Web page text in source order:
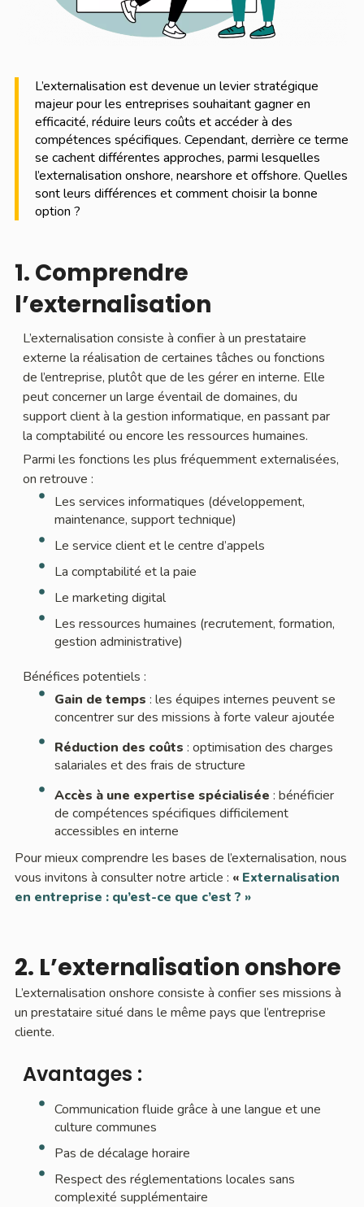
L’externalisation est devenue un levier stratégique
majeur pour les entreprises souhaitant gagner en
efficacité, réduire leurs coûts et accéder à des
compétences spécifiques. Cependant, derrière ce terme
se cachent différentes approches, parmi lesquelles
l’externalisation onshore, nearshore et offshore. Quelles
sont leurs différences et comment choisir la bonne
option ?
1. Comprendre
l’externalisation
L’externalisation consiste à confier à un prestataire
externe la réalisation de certaines tâches ou fonctions
de l’entreprise, plutôt que de les gérer en interne. Elle
peut concerner un large éventail de domaines, du
support client à la gestion informatique, en passant par
la comptabilité ou encore les ressources humaines.
Parmi les fonctions les plus fréquemment externalisées,
on retrouve :
Les services informatiques (développement,
maintenance, support technique)
Le service client et le centre d’appels
La comptabilité et la paie
Le marketing digital
Les ressources humaines (recrutement, formation,
gestion administrative)
Bénéfices potentiels :
Gain de temps : les équipes internes peuvent se
concentrer sur des missions à forte valeur ajoutée
Réduction des coûts : optimisation des charges
salariales et des frais de structure
Accès à une expertise spécialisée : bénéficier
de compétences spécifiques difficilement
accessibles en interne
Pour mieux comprendre les bases de l’externalisation, nous
vous invitons à consulter notre article : « Externalisation
en entreprise : qu’est-ce que c’est ? »
2. L’externalisation onshore
L’externalisation onshore consiste à confier ses missions à
un prestataire situé dans le même pays que l’entreprise
cliente.
Avantages :
Communication fluide grâce à une langue et une
culture communes
Pas de décalage horaire
Respect des réglementations locales sans
complexité supplémentaire